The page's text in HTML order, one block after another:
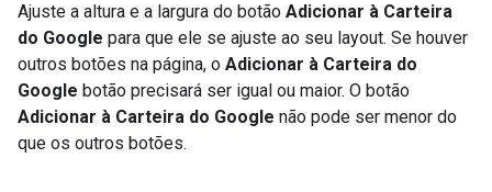
Ajuste a altura e a largura do botão Adicionar à Carteira
do Google para que ele se ajuste ao seu layout. Se houver
outros botões na página, o Adicionar à Carteira do
Google botão precisará ser igual ou maior. O botão
Adicionar à Carteira do Google não pode ser menor do
que os outros botões.